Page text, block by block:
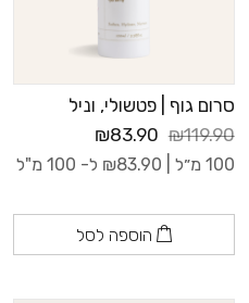
סרום גוף | פטשולי, וניל
₪119.90
₪83.90
100 מ״ל | ₪83.90 ל- 100 מ"ל
הוספה לסל